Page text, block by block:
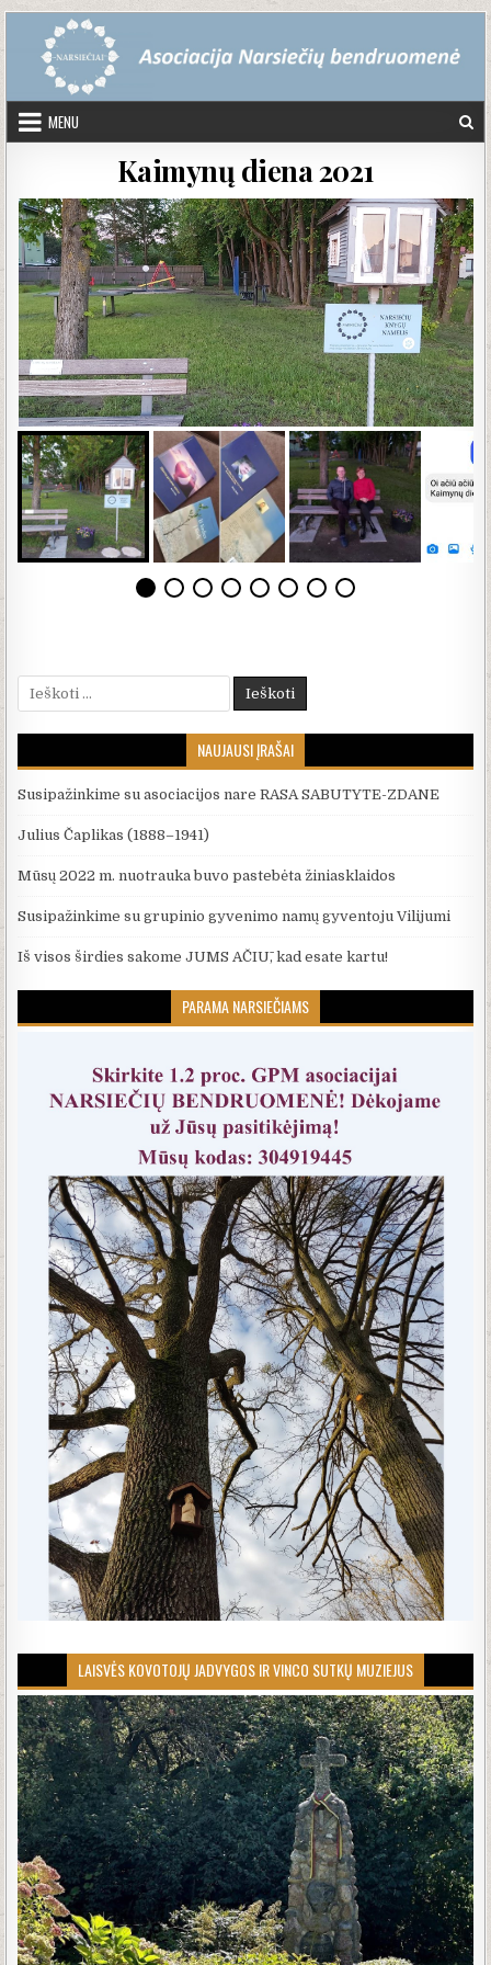
Skip to content
MENU
Kaimynų diena 2021
Ieškoti:
NAUJAUSI ĮRAŠAI
Susipažinkime su asociacijos nare RASA SABUTYTE-ZDANE
Julius Čaplikas (1888–1941)
Mūsų 2022 m. nuotrauka buvo pastebėta žiniasklaidos
Susipažinkime su grupinio gyvenimo namų gyventoju Vilijumi
Iš visos širdies sakome JUMS AČIŪ, kad esate kartu!
PARAMA NARSIEČIAMS
LAISVĖS KOVOTOJŲ JADVYGOS IR VINCO SUTKŲ MUZIEJUS